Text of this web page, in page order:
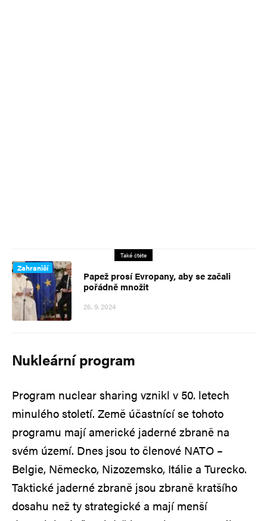
Také čtěte
Zahraničí
Papež prosí Evropany, aby se začali
pořádně množit
26. 9. 2024
Nukleární program
Program nuclear sharing vznikl v 50. letech
minulého století. Země účastnící se tohoto
programu mají americké jaderné zbraně na
svém území. Dnes jsou to členové NATO –
Belgie, Německo, Nizozemsko, Itálie a Turecko.
Taktické jaderné zbraně jsou zbraně kratšího
dosahu než ty strategické a mají menší